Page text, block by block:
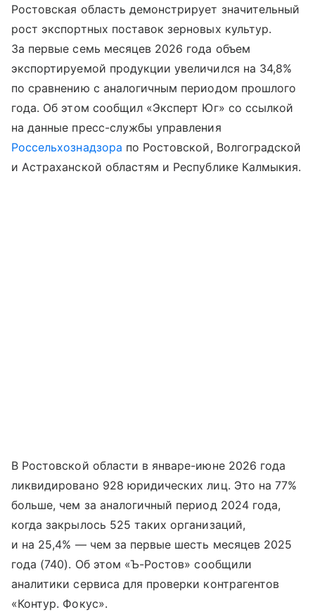
Ростовская область демонстрирует значительный
рост экспортных поставок зерновых культур.
За первые семь месяцев 2026 года объем
экспортируемой продукции увеличился на 34,8%
по сравнению с аналогичным периодом прошлого
года. Об этом сообщил «Эксперт Юг» со ссылкой
на данные пресс-службы управления
Россельхознадзора по Ростовской, Волгоградской
и Астраханской областям и Республике Калмыкия.
В Ростовской области в январе-июне 2026 года
ликвидировано 928 юридических лиц. Это на 77%
больше, чем за аналогичный период 2024 года,
когда закрылось 525 таких организаций,
и на 25,4% — чем за первые шесть месяцев 2025
года (740). Об этом «Ъ-Ростов» сообщили
аналитики сервиса для проверки контрагентов
«Контур. Фокус».